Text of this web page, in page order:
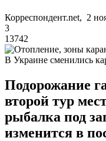
Корреспондент.net, 2
3
13742
В Украине сменились
Подорожание
второй тур
рыбалка под
изменится в